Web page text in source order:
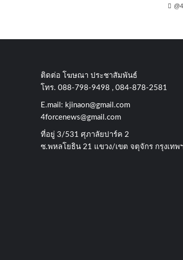
ติดต่อ​ โฆษณา​ ประชาสัมพันธ์
โทร​. 088-798-9498 , 084-878-2581
E.mail: kjinaon@gmail.com
4forcenews@gmail.com
ที่อยู่​ 3/531​ ศุภาลัยปาร์ค​ 2
ซ.พหลโยธิน​ 21​ แขวง/เขต​ จตุจักร​ กรุงเทพ